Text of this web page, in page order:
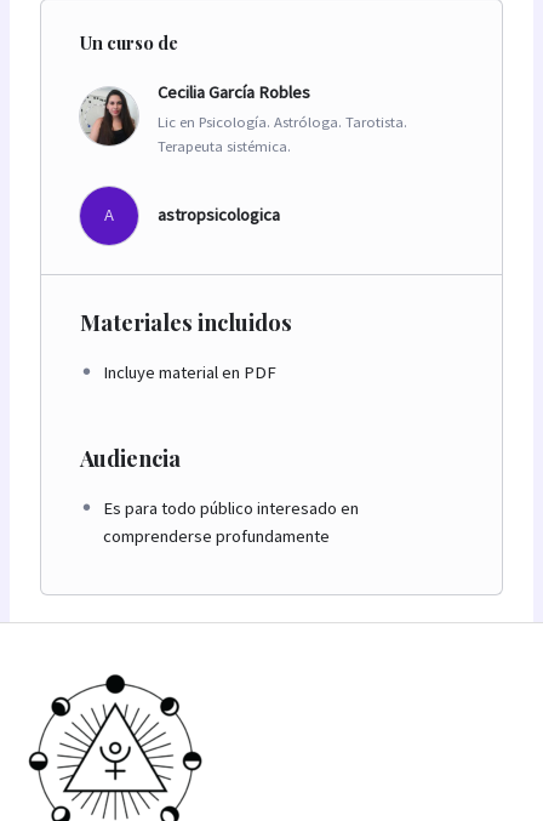
Un curso de
Cecilia García Robles
Lic en Psicología. Astróloga. Tarotista.
Terapeuta sistémica.
A astropsicologica
Materiales incluidos
Incluye material en PDF
Audiencia
Es para todo público interesado en
comprenderse profundamente